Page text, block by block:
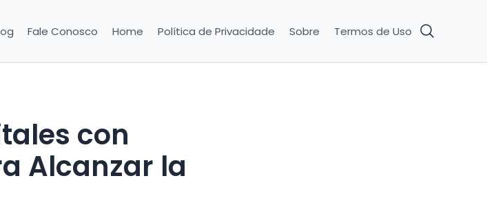
Fale Conosco Home Política de Privacidade Sobre Termos de Uso
con
Alcanzar la